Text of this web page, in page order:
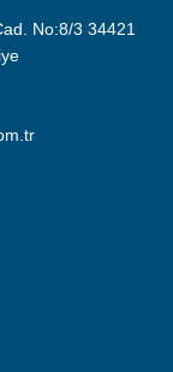
No:8/3 34421